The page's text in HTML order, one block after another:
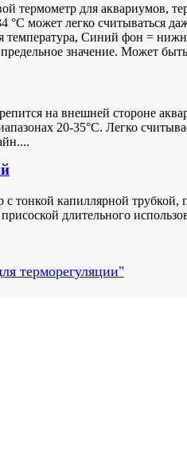
термометр для аквариумов,
может легко считываться
температура, Синий фон =
значение. Может
на внешней стороне
20-35°С. Легко
тонкой капиллярной трубкой,
длительного
терморегуляции"